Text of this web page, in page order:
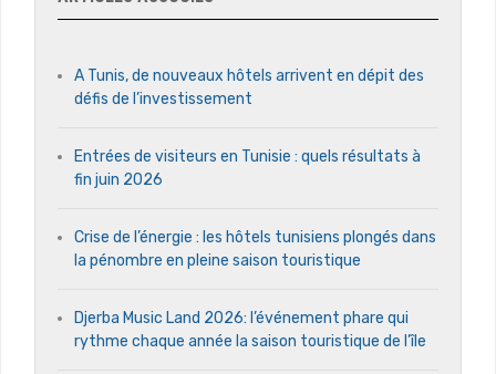
A Tunis, de nouveaux hôtels arrivent en dépit des
défis de l’investissement
Entrées de visiteurs en Tunisie : quels résultats à
fin juin 2026
Crise de l’énergie : les hôtels tunisiens plongés dans
la pénombre en pleine saison touristique
Djerba Music Land 2026: l’événement phare qui
rythme chaque année la saison touristique de l’île